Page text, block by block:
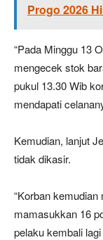
Progo 2026
“Pada Minggu 13
mengecek stok
pukul 13.30 Wib
mendapati
Kemudian, lanjut
tidak dikasir.
“Korban
mamasukkan 16
pelaku kembali